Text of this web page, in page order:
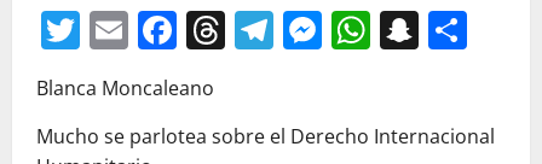
Twitter
EmailFacebook
Threads
Telegram
Messenger
Blanca Moncaleano
Mucho se parlotea sobre el Derecho Internacional